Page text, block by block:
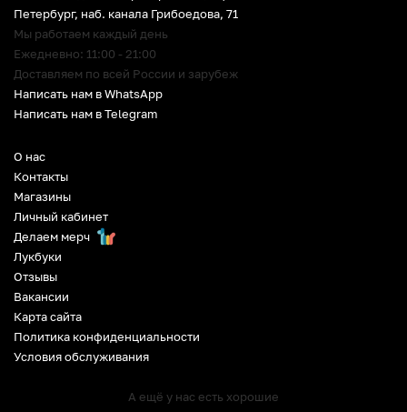
О нас
Контакты
Магазины
Личный кабинет
Делаем мерч
Лукбуки
Отзывы
Вакансии
Карта сайта
Политика конфиденциальности
Условия обслуживания
А ещё у нас есть хорошие
Петербург, наб. канала Грибоедова, 71
Мы работаем каждый день
Ежедневно: 11:00 - 21:00
Доставляем по всей России и зарубеж
Написать нам в WhatsApp
Написать нам в Telegram